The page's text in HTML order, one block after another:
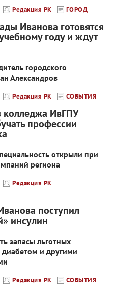
Редакция РК ГОРОД
Иванова готовятся
году и ждут
городского
Александров
Редакция РК СОБЫТИЯ
колледжа ИвГПУ
профессии
открыли при
региона
Редакция РК
поступил
инсулин
запасы льготных
диабетом и другими
Редакция РК СОБЫТИЯ